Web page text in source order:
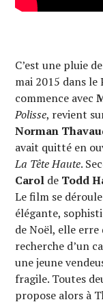
C’est une pluie
mai 2015 dans le
commence avec
Polisse, revient
Norman
avait quitté en
La Tête Haute.
Carol de Todd
Le film se
élégante,
de Noël, elle
recherche d’un
une jeune
fragile. Toutes
propose alors à